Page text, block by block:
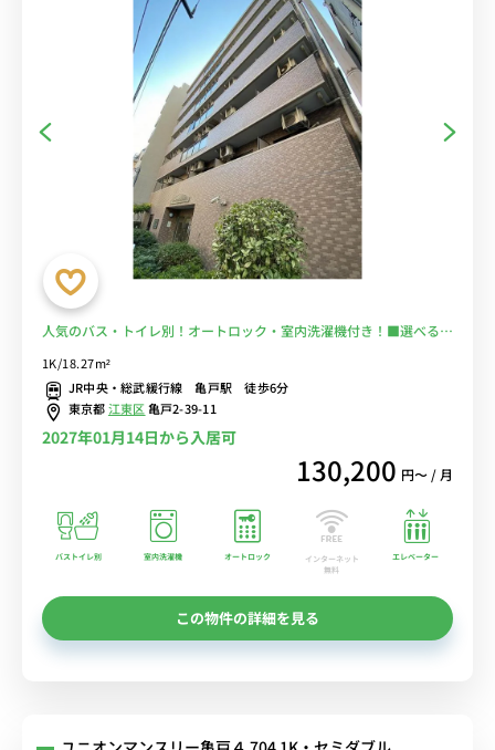
人気のバス・トイレ別！オートロック・室内洗濯機付き！■選べる
1K/18.27m²
JR中央・総武緩行線 亀戸駅 徒歩6分
東京都江東区亀戸2-39-11
2027年01月14日から入居可
130,200 円〜 / 月
バストイレ別 室内洗濯機 オートロック
インターネット
無料
エレベーター
この物件の詳細を見る